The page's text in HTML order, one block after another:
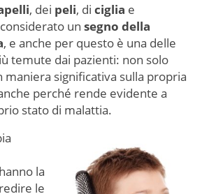
, dei peli, di ciglia e
un segno della
, e anche per questo è una delle
temute dai pazienti: non solo
maniera significativa sulla propria
perché rende evidente a
stato di malattia.
la
le